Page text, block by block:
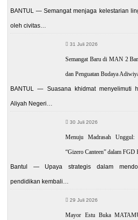
BANTUL — Semangat menjaga kelestarian
oleh civitas…
31 Juli 2026
Semangat Baru di MAN 2
dan Penguatan Budaya
BANTUL — Suasana khidmat menyelimuti
Aliyah Negeri…
30 Juli 2026
Menuju Madrasah
“Gizero Canteen” dalam FGD
Bantul — Upaya strategis dalam
pendidikan kembali…
29 Juli 2026
Mayor Estu Buka